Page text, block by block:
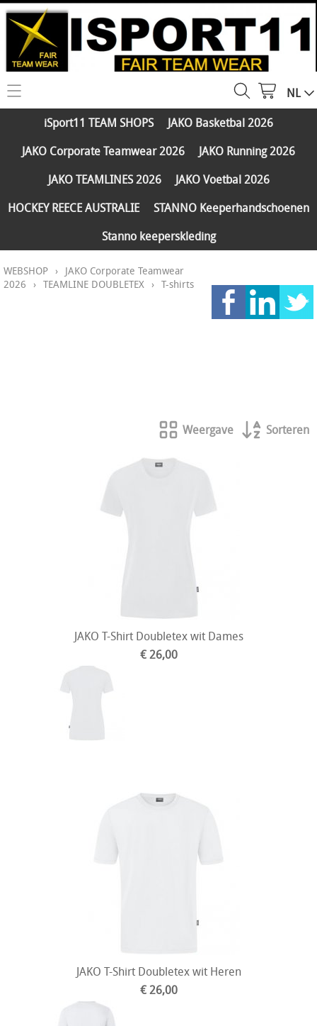
HOME
WEBSHOP
JAKO Running 2026
JAKO TEAMLINES 2026
PARTNERS
Klantengroepen
CONTACT
NL
iSport11 TEAM SHOPS
JAKO Basketbal 2026
JAKO Corporate Teamwear 2026
JAKO Running 2026
JAKO TEAMLINES 2026
JAKO Voetbal 2026
HOCKEY REECE AUSTRALIE
STANNO Keeperhandschoenen
Stanno keeperskleding
WEBSHOP › JAKO Corporate Teamwear
2026 › TEAMLINE DOUBLETEX › T-shirts
Weergave Sorteren
JAKO T-Shirt Doubletex wit Dames
€ 26,00
JAKO T-Shirt Doubletex wit Heren
€ 26,00